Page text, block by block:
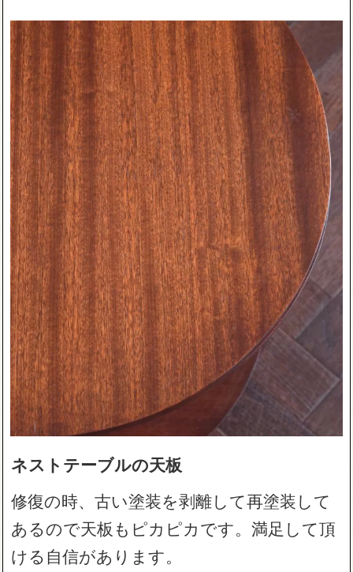
ネストテーブルの天板
修復の時、古い塗装を剥離して再塗装して
あるので天板もピカピカです。満足して頂
ける自信があります。